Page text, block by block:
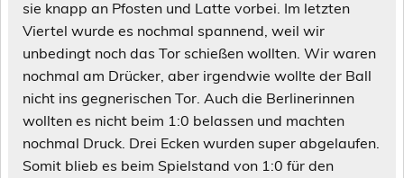
sie knapp an Pfosten und Latte vorbei. Im letzten
Viertel wurde es nochmal spannend, weil wir
unbedingt noch das Tor schießen wollten. Wir waren
nochmal am Drücker, aber irgendwie wollte der Ball
nicht ins gegnerischen Tor. Auch die Berlinerinnen
wollten es nicht beim 1:0 belassen und machten
nochmal Druck. Drei Ecken wurden super abgelaufen.
Somit blieb es beim Spielstand von 1:0 für den